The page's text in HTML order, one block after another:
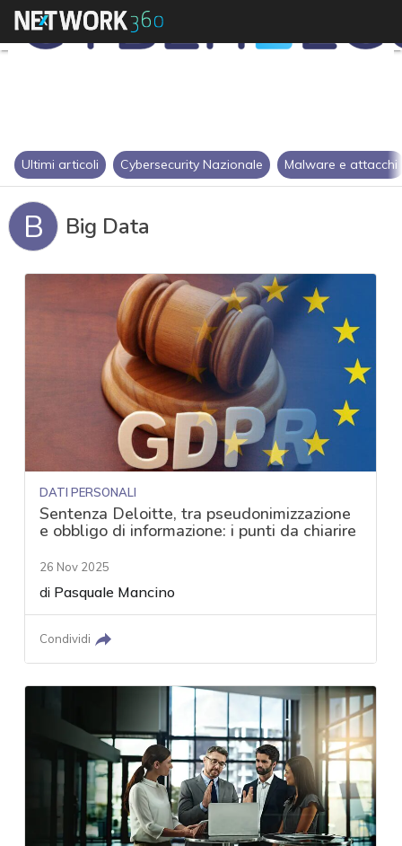
Ultimi articoli Cybersecurity Nazionale Malware e attacchi
B Big Data
DATI PERSONALI
Sentenza Deloitte, tra pseudonimizzazione
e obbligo di informazione: i punti da chiarire
26 Nov 2025
di Pasquale Mancino
Condividi